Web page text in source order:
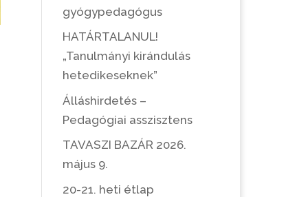
gyógypedagógus
HATÁRTALANUL!
„Tanulmányi kirándulás
hetedikeseknek”
Álláshirdetés –
Pedagógiai asszisztens
TAVASZI BAZÁR 2026.
május 9.
20-21. heti étlap